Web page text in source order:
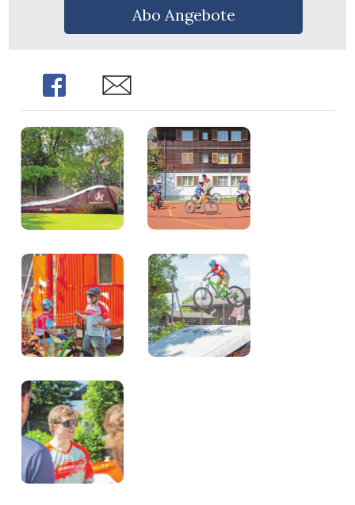
Abo Angebote
Share Share